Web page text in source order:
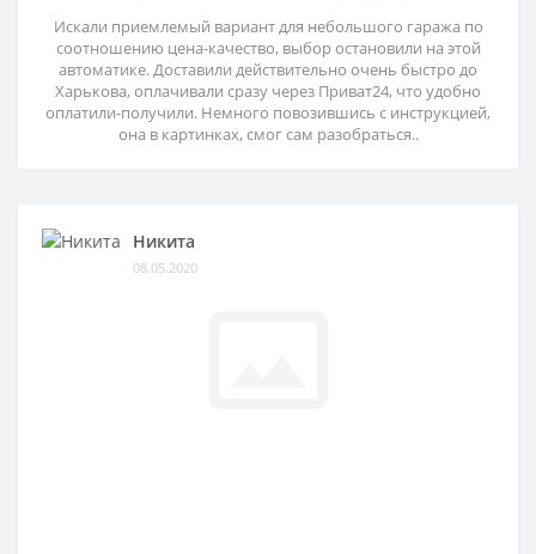
Искали приемлемый вариант для небольшого гаража по
соотношению цена-качество, выбор остановили на этой
автоматике. Доставили действительно очень быстро до
Харькова, оплачивали сразу через Приват24, что удобно
оплатили-получили. Немного повозившись с инструкцией,
она в картинках, смог сам разобраться..
Никита
08.05.2020